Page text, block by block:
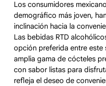
Los consumidores
demográfico más joven,
inclinación hacia la
Las bebidas RTD
opción preferida entre este
amplia gama de cócteles
con sabor listas para
refleja el deseo de